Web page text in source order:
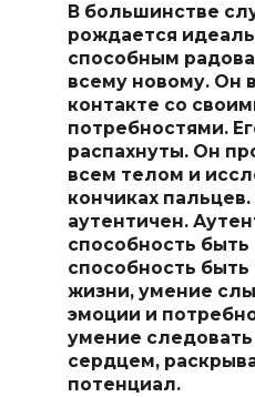
В большинстве
рождается
способным
всему новому. Он
контакте со
потребностями.
распахнуты. Он
всем телом и
кончиках
аутентичен.
способность быть
способность
жизни, умение
эмоции и
умение следовать
сердцем,
потенциал.